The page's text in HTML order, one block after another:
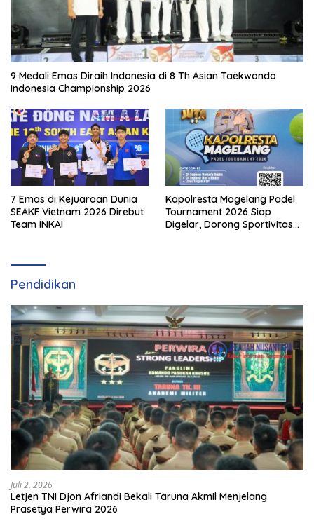
9 Medali Emas Diraih Indonesia di 8 Th Asian Taekwondo
Indonesia Championship 2026
7 Emas di Kejuaraan Dunia
SEAKF Vietnam 2026 Direbut
Team INKAI
Kapolresta Magelang Padel
Tournament 2026 Siap
Digelar, Dorong Sportivitas
Pendidikan
Juli 2, 2026
Letjen TNI Djon Afriandi Bekali Taruna Akmil Menjelang
Prasetya Perwira 2026